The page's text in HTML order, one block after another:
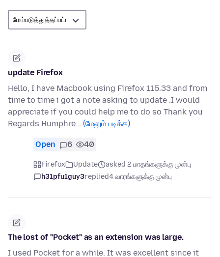
update Firefox
Hello, I have Macbook using Firefox 115.33 and from
time to time i got a note asking to update .I would
appreciate if you could help me to do so Thank you
Regards Humphre… (மேலும் படிக்க)
Open 6 40
Firefox Update
asked 2 மாதங்களுக்கு முன்பு
h31pfu1guy3replied4 வாரங்களுக்கு முன்பு
The lost of "Pocket" as an extension was large.
I used Pocket for a while. It was excellent since it